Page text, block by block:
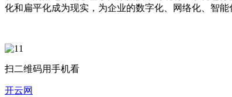
化和扁平化成为现实，为企业的数字化、网络化、智
扫二维码用手机看
开云网